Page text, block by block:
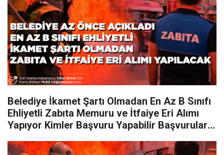
Belediye İkamet Şartı Olmadan En Az B Sınıfı
Ehliyetli Zabıta Memuru ve İtfaiye Eri Alımı
Yapıyor Kimler Başvuru Yapabilir Başvurular